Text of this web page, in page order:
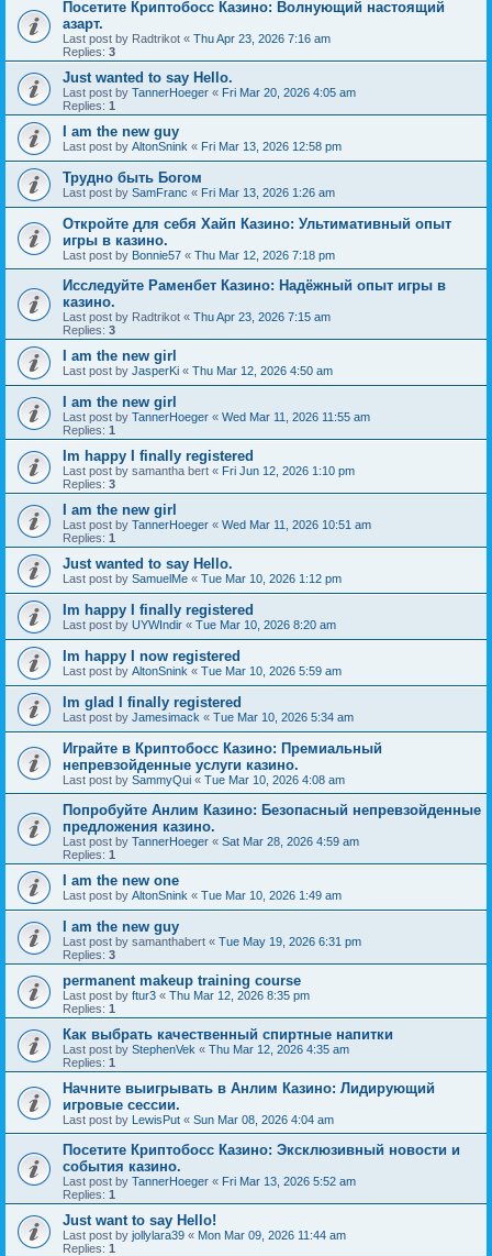
Посетите Криптобосс Казино: Волнующий настоящий
азарт.
Last post by Radtrikot « Thu Apr 23, 2026 7:16 am
Replies: 3
Just wanted to say Hello.
Last post by TannerHoeger « Fri Mar 20, 2026 4:05 am
Replies: 1
I am the new guy
Last post by AltonSnink « Fri Mar 13, 2026 12:58 pm
Трудно быть Богом
Last post by SamFranc « Fri Mar 13, 2026 1:26 am
Откройте для себя Хайп Казино: Ультимативный опыт
игры в казино.
Last post by Bonnie57 « Thu Mar 12, 2026 7:18 pm
Исследуйте Раменбет Казино: Надёжный опыт игры в
казино.
Last post by Radtrikot « Thu Apr 23, 2026 7:15 am
Replies: 3
I am the new girl
Last post by JasperKi « Thu Mar 12, 2026 4:50 am
I am the new girl
Last post by TannerHoeger « Wed Mar 11, 2026 11:55 am
Replies: 1
Im happy I finally registered
Last post by samantha bert « Fri Jun 12, 2026 1:10 pm
Replies: 3
I am the new girl
Last post by TannerHoeger « Wed Mar 11, 2026 10:51 am
Replies: 1
Just wanted to say Hello.
Last post by SamuelMe « Tue Mar 10, 2026 1:12 pm
Im happy I finally registered
Last post by UYWIndir « Tue Mar 10, 2026 8:20 am
Im happy I now registered
Last post by AltonSnink « Tue Mar 10, 2026 5:59 am
Im glad I finally registered
Last post by Jamesimack « Tue Mar 10, 2026 5:34 am
Играйте в Криптобосс Казино: Премиальный
непревзойденные услуги казино.
Last post by SammyQui « Tue Mar 10, 2026 4:08 am
Попробуйте Анлим Казино: Безопасный непревзойденные
предложения казино.
Last post by TannerHoeger « Sat Mar 28, 2026 4:59 am
Replies: 1
I am the new one
Last post by AltonSnink « Tue Mar 10, 2026 1:49 am
I am the new guy
Last post by samanthabert « Tue May 19, 2026 6:31 pm
Replies: 3
permanent makeup training course
Last post by ftur3 « Thu Mar 12, 2026 8:35 pm
Replies: 1
Как выбрать качественный спиртные напитки
Last post by StephenVek « Thu Mar 12, 2026 4:35 am
Replies: 1
Начните выигрывать в Анлим Казино: Лидирующий
игровые сессии.
Last post by LewisPut « Sun Mar 08, 2026 4:04 am
Посетите Криптобосс Казино: Эксклюзивный новости и
события казино.
Last post by TannerHoeger « Fri Mar 13, 2026 5:52 am
Replies: 1
Just want to say Hello!
Last post by jollylara39 « Mon Mar 09, 2026 11:44 am
Replies: 1